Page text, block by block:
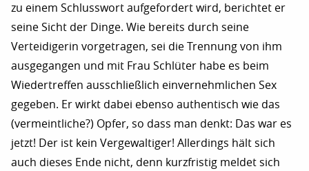
zu einem Schlusswort aufgefordert wird, berichtet er
seine Sicht der Dinge. Wie bereits durch seine
Verteidigerin vorgetragen, sei die Trennung von ihm
ausgegangen und mit Frau Schlüter habe es beim
Wiedertreffen ausschließlich einvernehmlichen Sex
gegeben. Er wirkt dabei ebenso authentisch wie das
(vermeintliche?) Opfer, so dass man denkt: Das war es
jetzt! Der ist kein Vergewaltiger! Allerdings hält sich
auch dieses Ende nicht, denn kurzfristig meldet sich